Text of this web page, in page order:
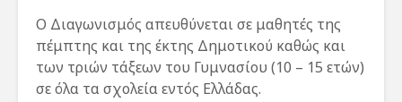
Ο Διαγωνισμός απευθύνεται σε μαθητές της
πέμπτης και της έκτης Δημοτικού καθώς και
των τριών τάξεων του Γυμνασίου (10 – 15 ετών)
σε όλα τα σχολεία εντός Ελλάδας.